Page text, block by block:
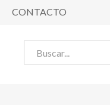
CONTACTO